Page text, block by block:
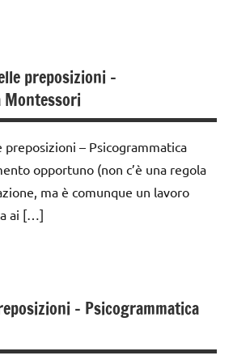
preposizioni –
Montessori
preposizioni – Psicogrammatica
opportuno (non c’è una regola
ma è comunque un lavoro
ai […]
– Psicogrammatica